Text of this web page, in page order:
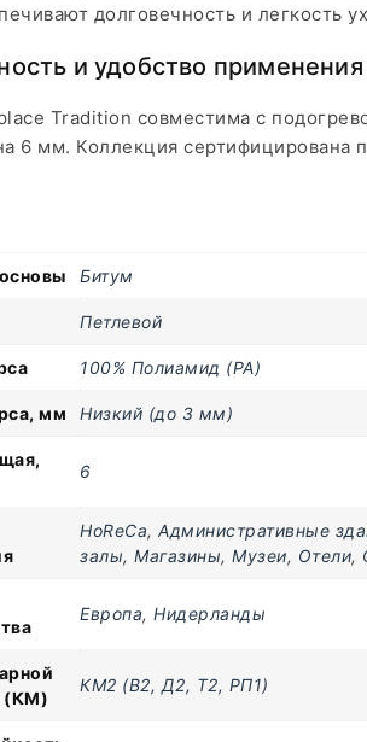
долговечность и легкость
и удобство применения
Tradition совместима с
6 мм. Коллекция сертифицирована
Битум
Петлевой
100% Полиамид (PA)
мм Низкий (до 3 мм)
6
HoReCa, Административные
залы, Магазины, Музеи, Отели,
Европа, Нидерланды
(КМ)
КМ2 (В2, Д2, Т2, РП1)